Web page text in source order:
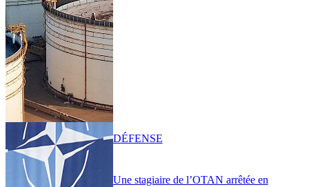
Une stagiaire de l’OTAN arrêtée en
DÉFENSE